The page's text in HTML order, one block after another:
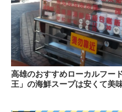
高雄のおすすめローカルフー
王」の海鮮スープは安くて美